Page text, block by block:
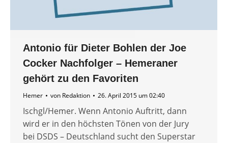
Antonio für Dieter Bohlen der Joe
Cocker Nachfolger – Hemeraner
gehört zu den Favoriten
Hemer von Redaktion 26. April 2015 um 02:40
Ischgl/Hemer. Wenn Antonio Auftritt, dann
wird er in den höchsten Tönen von der Jury
bei DSDS – Deutschland sucht den Superstar